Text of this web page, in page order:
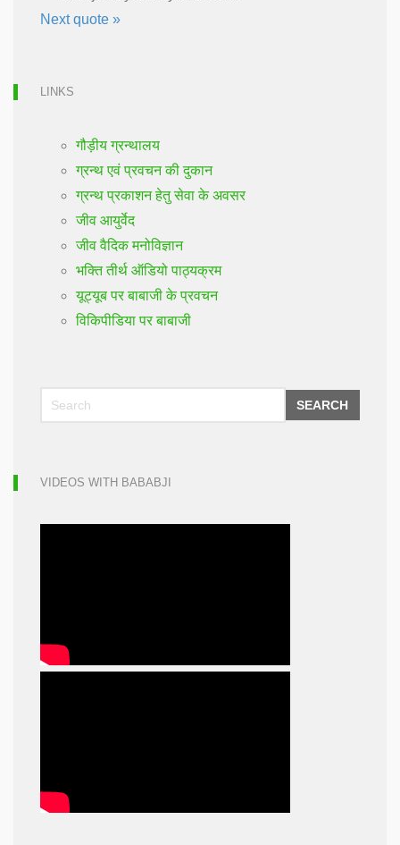
Next quote »
LINKS
गौड़ीय ग्रन्थालय
ग्रन्थ एवं प्रवचन की दुकान
ग्रन्थ प्रकाशन हेतु सेवा के अवसर
जीव आयुर्वेद
जीव वैदिक मनोविज्ञान
भक्ति तीर्थ ऑडियो पाठ्यक्रम
यूट्यूब पर बाबाजी के प्रवचन
विकिपीडिया पर बाबाजी
SEARCH
VIDEOS WITH BABABJI